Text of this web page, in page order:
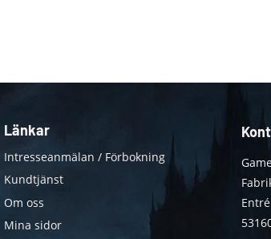
Länkar
Intresseanmälan / Förbokning
Kundtjänst
Om oss
Mina sidor